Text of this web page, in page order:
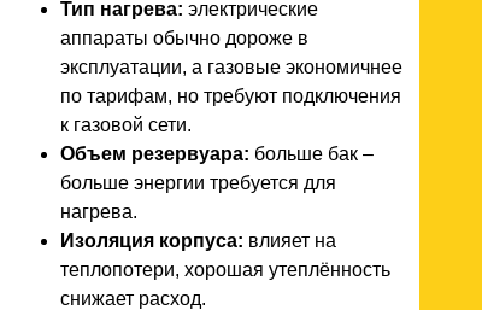
Тип нагрева: электрические
аппараты обычно дороже в
эксплуатации, а газовые экономичнее
по тарифам, но требуют подключения
к газовой сети.
Объем резервуара: больше бак –
больше энергии требуется для
нагрева.
Изоляция корпуса: влияет на
теплопотери, хорошая утеплённость
снижает расход.